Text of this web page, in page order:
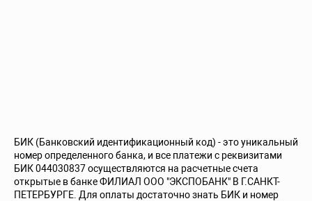
БИК (Банковский идентификационный код) - это уникальный
номер определенного банка, и все платежи с реквизитами
БИК 044030837 осуществляются на расчетные счета
открытые в банке ФИЛИАЛ ООО "ЭКСПОБАНК" В Г.САНКТ-
ПЕТЕРБУРГЕ. Для оплаты достаточно знать БИК и номер